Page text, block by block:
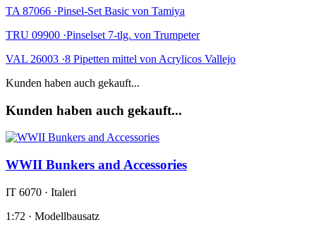
TA 87066 ·Pinsel-Set Basic von Tamiya
TRU 09900 ·Pinselset 7-tlg. von Trumpeter
VAL 26003 ·8 Pipetten mittel von Acrylicos Vallejo
Kunden haben auch gekauft...
Kunden haben auch gekauft...
WWII Bunkers and Accessories
IT 6070 · Italeri
1:72 · Modellbausatz